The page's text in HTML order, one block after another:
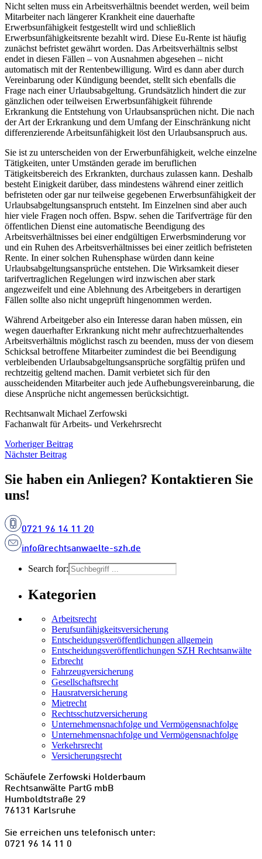
Nicht selten muss ein Arbeitsverhältnis beendet werden, weil beim
Mitarbeiter nach längerer Krankheit eine dauerhafte
Erwerbsunfähigkeit festgestellt wird und schließlich
Erwerbsunfähigkeitsrente bezahlt wird. Diese Eu-Rente ist häufig
zunächst befristet gewährt worden. Das Arbeitsverhältnis selbst
endet in diesen Fällen – von Ausnahmen abgesehen – nicht
automatisch mit der Rentenbewilligung. Wird es dann aber durch
Vereinbarung oder Kündigung beendet, stellt sich ebenfalls die
Frage nach einer Urlaubsabgeltung. Grundsätzlich hindert die zur
gänzlichen oder teilweisen Erwerbsunfähigkeit führende
Erkrankung die Entstehung von Urlaubsansprüchen nicht. Die nach
der Art der Erkrankung und dem Umfang der Einschränkung nicht
differenzierende Arbeitsunfähigkeit löst den Urlaubsanspruch aus.
Sie ist zu unterscheiden von der Erwerbunfähigkeit, welche einzelne
Tätigkeiten, unter Umständen gerade im beruflichen
Tätigkeitsbereich des Erkrankten, durchaus zulassen kann. Deshalb
besteht Einigkeit darüber, dass mindestens während einer zeitlich
befristeten oder gar nur teilweise gegebenen Erwerbsunfähigkeit der
Urlaubsabgeltungsanspruch entsteht. Im Einzelnen sind aber auch
hier viele Fragen noch offen. Bspw. sehen die Tarifverträge für den
öffentlichen Dienst eine automatische Beendigung des
Arbeitsverhältnisses bei einer endgültigen Erwerbsminderung vor
und ein Ruhen des Arbeitsverhältnisses bei einer zeitlich befristeten
Rente. In einer solchen Ruhensphase würden dann keine
Urlaubsabgeltungsansprüche entstehen. Die Wirksamkeit dieser
tarifvertraglichen Regelungen wird inzwischen aber stark
angezweifelt und eine Ablehnung des Arbeitgebers in derartigen
Fällen sollte also nicht ungeprüft hingenommen werden.
Während Arbeitgeber also ein Interesse daran haben müssen, ein
wegen dauerhafter Erkrankung nicht mehr aufrechtzuerhaltendes
Arbeitsverhältnis möglichst rasch zu beenden, muss der von diesem
Schicksal betroffene Mitarbeiter zumindest die bei Beendigung
verbleibenden Urlaubsabgeltungsansprüche sorgfältig prüfen und
rechtzeitig geltend machen. Damit verbietet sich für den
ausscheidenden Mitarbeiter auch jede Aufhebungsvereinbarung, die
diese Ansprüche nicht angemessen berücksichtigt.
Rechtsanwalt Michael Zerfowski
Fachanwalt für Arbeits- und Verkehrsrecht
Vorheriger Beitrag
Nächster Beitrag
Sie haben ein Anliegen? Kontaktieren Sie
uns!
0721 96 14 11 20
info@rechtsanwaelte-szh.de
Search for:
Kategorien
Arbeitsrecht
Berufsunfähigkeitsversicherung
Entscheidungs­­veröffentlichungen allgemein
Entscheidungs­veröffentlichungen SZH Rechtsanwälte
Erbrecht
Fahrzeugversicherung
Gesellschaftsrecht
Hausratversicherung
Mietrecht
Rechtsschutzversicherung
Unternehmensnachfolge und Vermögensnachfolge
Unternehmensnachfolge und Vermögensnachfolge
Verkehrsrecht
Versicherungsrecht
Schäufele Zerfowski Holderbaum
Rechtsanwälte PartG mbB
Humboldtstraße 29
76131 Karlsruhe
Sie erreichen uns telefonisch unter:
0721 96 14 11 0